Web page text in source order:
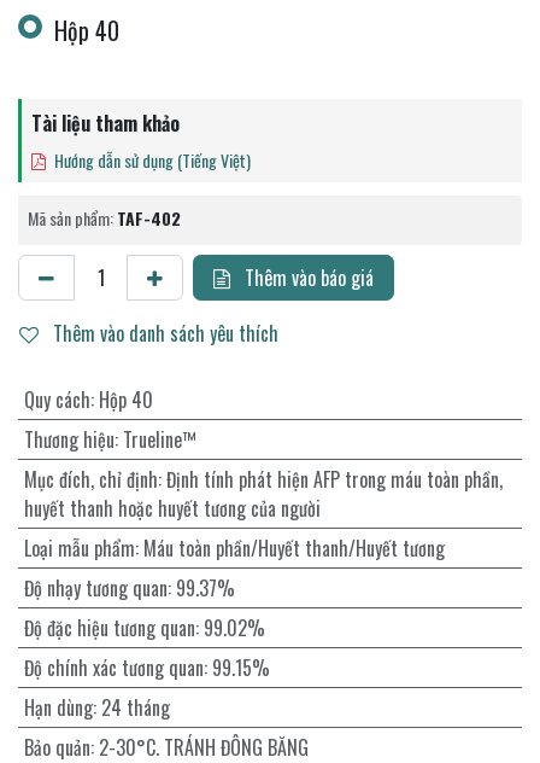
Hộp 40
Tài liệu tham khảo
Hướng dẫn sử dụng (Tiếng Việt)
Mã sản phẩm:TAF-402
Thêm vào báo giá
Thêm vào danh sách yêu thích
Quy cách: Hộp 40
Thương hiệu: Trueline™
Mục đích, chỉ định:Định tính phát hiện AFP trong máu toàn phần,
huyết thanh hoặc huyết tương của người
Loại mẫu phẩm: Máu toàn phần/Huyết thanh/Huyết tương
Độ nhạy tương quan: 99.37%
Độ đặc hiệu tương quan: 99.02%
Độ chính xác tương quan: 99.15%
Hạn dùng: 24 tháng
Bảo quản: 2-30°C. TRÁNH ĐÔNG BĂNG